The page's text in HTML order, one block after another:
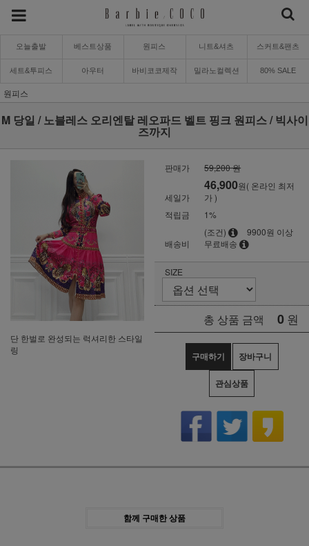
오늘출발 베스트상품 원피스 니트&셔츠 스커트&팬츠
세트&투피스 아우터 바비코코제작 밀라노컬렉션 80% SALE
원피스
M 당일 / 노블레스 오리엔탈 레오파드 벨트 핑크 원피스 / 빅사이
즈까지
단 한벌로 완성되는 럭셔리한 스타일
링
판매가 59,200 원
세일가
46,900원( 온라인 최저
가 )
적립금
1%
배송비
(조건)
9900원 이상
무료배송
SIZE
총 상품 금액 0 원
구매하기 장바구니
관심상품
함께 구매한 상품